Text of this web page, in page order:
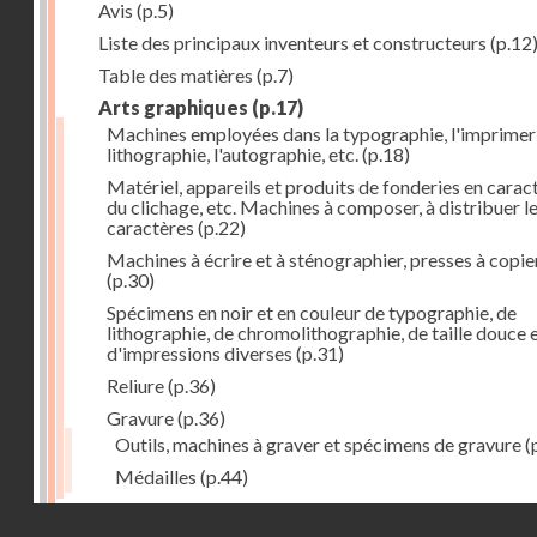
Avis (p.5)
Liste des principaux inventeurs et constructeurs (p.12)
Table des matières (p.7)
Arts graphiques (p.17)
Machines employées dans la typographie,
lithographie, l'autographie, etc. (p.18)
Matériel, appareils et produits de fonderies en
du clichage, etc. Machines à composer, à distribuer
caractères (p.22)
Machines à écrire et à sténographier, presses à
(p.30)
Spécimens en noir et en couleur de typographie, de
lithographie, de chromolithographie, de taille douce
d'impressions diverses (p.31)
Reliure(p.36)
Gravure(p.36)
Outils, machines à graver et spécimens de gravure
Médailles (p.44)